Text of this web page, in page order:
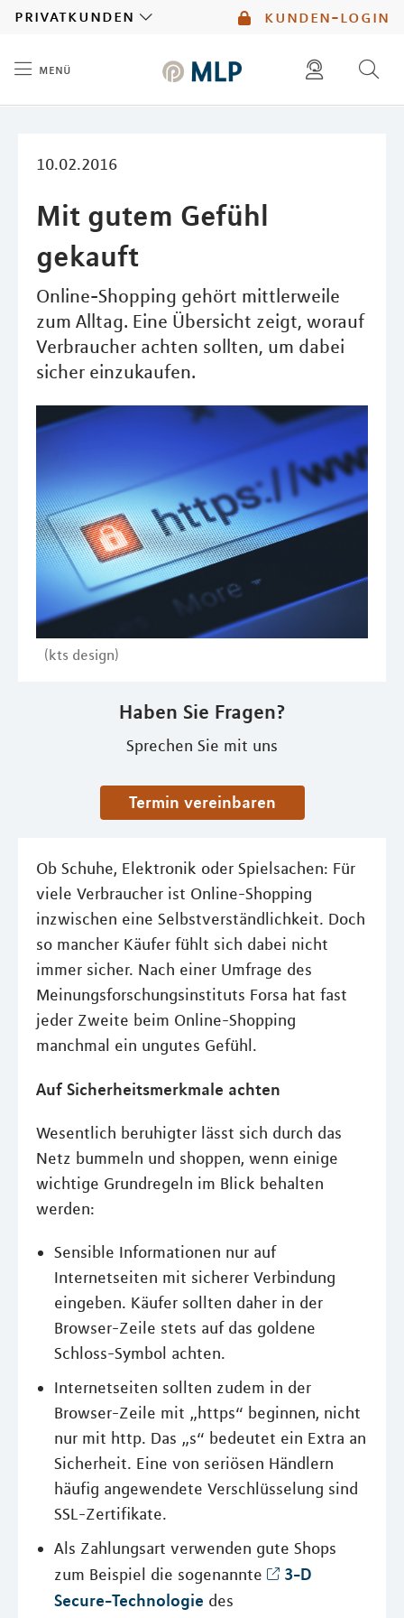
kunden-login
privatkunden
menü
10.02.2016
Mit gutem Gefühl
gekauft
Online-Shopping gehört mittlerweile
zum Alltag. Eine Übersicht zeigt, worauf
Verbraucher achten sollten, um dabei
sicher einzukaufen.
(kts design)
Haben Sie Fragen?
Sprechen Sie mit uns
Termin vereinbaren
Ob Schuhe, Elektronik oder Spielsachen: Für
viele Verbraucher ist Online-Shopping
inzwischen eine Selbstverständlichkeit. Doch
so mancher Käufer fühlt sich dabei nicht
immer sicher. Nach einer Umfrage des
Meinungsforschungsinstituts Forsa hat fast
jeder Zweite beim Online-Shopping
manchmal ein ungutes Gefühl.
Auf Sicherheitsmerkmale achten
Wesentlich beruhigter lässt sich durch das
Netz bummeln und shoppen, wenn einige
wichtige Grundregeln im Blick behalten
werden:
Sensible Informationen nur auf
Internetseiten mit sicherer Verbindung
eingeben. Käufer sollten daher in der
Browser-Zeile stets auf das goldene
Schloss-Symbol achten.
Internetseiten sollten zudem in der
Browser-Zeile mit „https“ beginnen, nicht
nur mit http. Das „s“ bedeutet ein Extra an
Sicherheit. Eine von seriösen Händlern
häufig angewendete Verschlüsselung sind
SSL-Zertifikate.
Als Zahlungsart verwenden gute Shops
zum Beispiel die sogenannte
3-D
Secure-Technologie des